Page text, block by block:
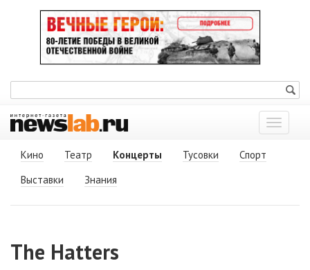
Показать
меню
Кино
Театр Концерты Тусовки
Спорт
Выставки
Знания
The Hatters